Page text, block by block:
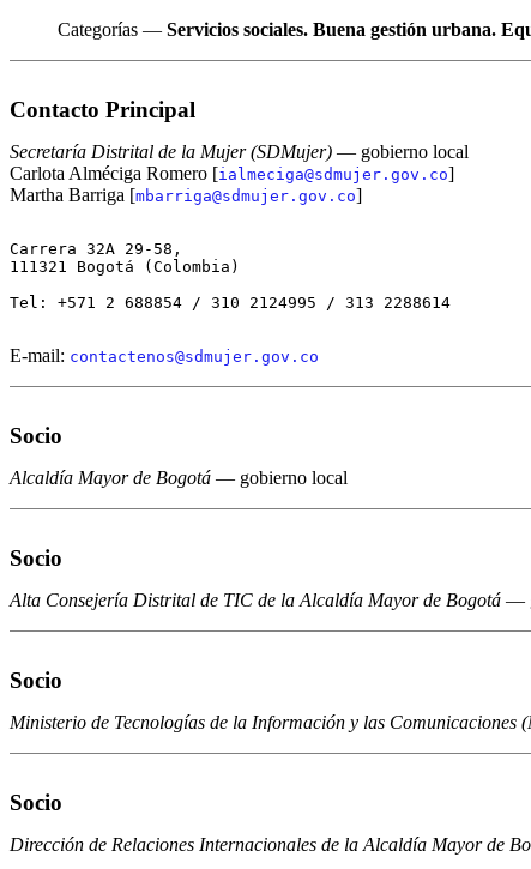
Categorías — Servicios sociales. Buena gestión urbana.
Contacto Principal
Secretaría Distrital de la Mujer (SDMujer) — gobierno local
Carlota Alméciga Romero [ialmeciga@sdmujer.gov.co]
Martha Barriga [mbarriga@sdmujer.gov.co]
Carrera 32A 29-58,
111321 Bogotá (Colombia)
Tel: +571 2 688854 / 310 2124995 / 313 2288614
E-mail: contactenos@sdmujer.gov.co
Socio
Alcaldía Mayor de Bogotá — gobierno local
Socio
Alta Consejería Distrital de TIC de la Alcaldía Mayor de Bogotá —
Socio
Ministerio de Tecnologías de la Información y las Comunicaciones
Socio
Dirección de Relaciones Internacionales de la Alcaldía Mayor de